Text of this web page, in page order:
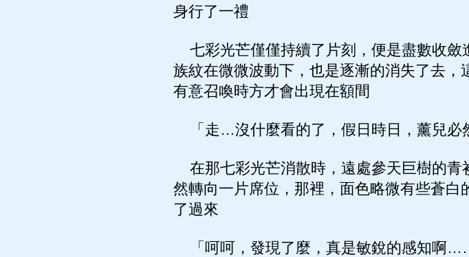
身行了一禮
七彩光芒僅僅持續了片刻，便是盡數收斂
族紋在微微波動下，也是逐漸的消失了去
有意召喚時方才會出現在額間
「走…沒什麼看的了，假日時日，薰兒
在那七彩光芒消散時，遠處參天巨樹的青
然轉向一片席位，那裡，面色略微有些蒼
了過來
「呵呵，發現了麼，真是敏銳的感知啊